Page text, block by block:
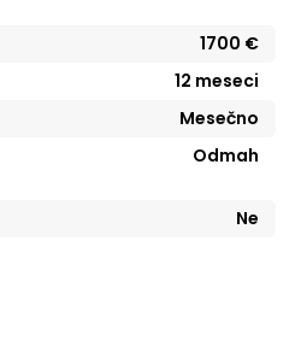
1700 €
12 meseci
Mesečno
Odmah
Ne